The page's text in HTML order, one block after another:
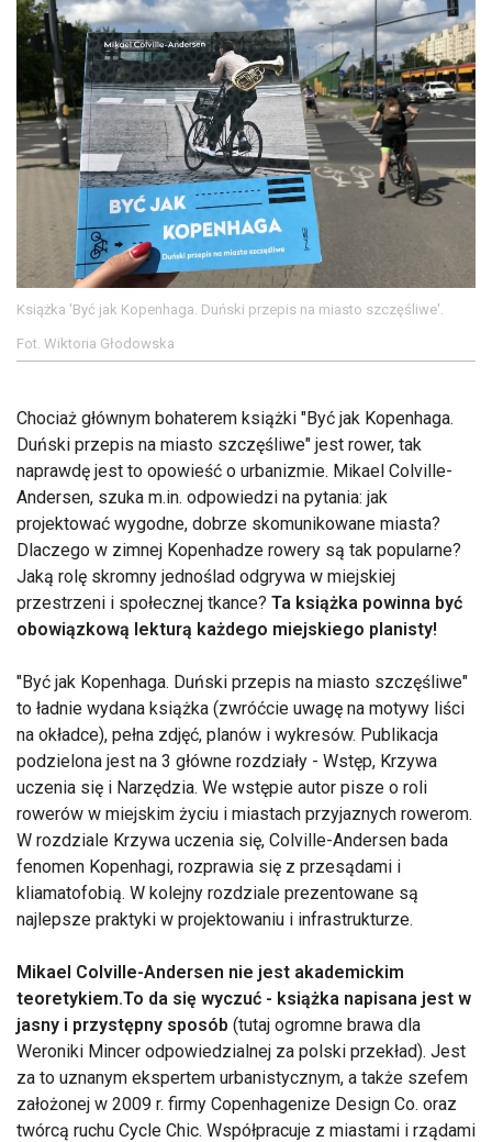
Książka 'Być jak Kopenhaga. Duński przepis na miasto szczęśliwe'.
Fot. Wiktoria Głodowska
Chociaż głównym bohaterem książki "Być jak Kopenhaga.
Duński przepis na miasto szczęśliwe" jest rower, tak
naprawdę jest to opowieść o urbanizmie. Mikael Colville-
Andersen, szuka m.in. odpowiedzi na pytania: jak
projektować wygodne, dobrze skomunikowane miasta?
Dlaczego w zimnej Kopenhadze rowery są tak popularne?
Jaką rolę skromny jednoślad odgrywa w miejskiej
przestrzeni i społecznej tkance? Ta książka powinna być
obowiązkową lekturą każdego miejskiego planisty!
"Być jak Kopenhaga. Duński przepis na miasto szczęśliwe"
to ładnie wydana książka (zwróćcie uwagę na motywy liści
na okładce), pełna zdjęć, planów i wykresów. Publikacja
podzielona jest na 3 główne rozdziały - Wstęp, Krzywa
uczenia się i Narzędzia. We wstępie autor pisze o roli
rowerów w miejskim życiu i miastach przyjaznych rowerom.
W rozdziale Krzywa uczenia się, Colville-Andersen bada
fenomen Kopenhagi, rozprawia się z przesądami i
kliamatofobią. W kolejny rozdziale prezentowane są
najlepsze praktyki w projektowaniu i infrastrukturze.
Mikael Colville-Andersen nie jest akademickim
teoretykiem.To da się wyczuć - książka napisana jest w
jasny i przystępny sposób (tutaj ogromne brawa dla
Weroniki Mincer odpowiedzialnej za polski przekład). Jest
za to uznanym ekspertem urbanistycznym, a także szefem
założonej w 2009 r. firmy Copenhagenize Design Co. oraz
twórcą ruchu Cycle Chic. Współpracuje z miastami i rządami